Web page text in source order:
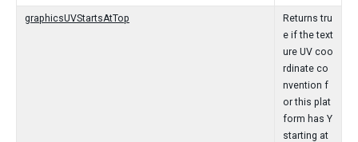
graphicsUVStartsAtTop
Returns tru
e if the text
ure UV coo
rdinate co
nvention f
or this plat
form has Y
starting at